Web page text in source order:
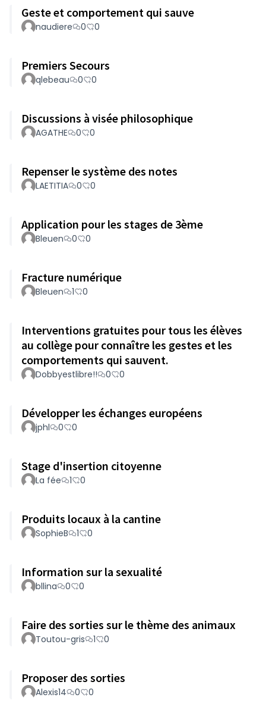
Geste et comportement qui sauve
naudiere 0 0
Premiers Secours
qlebeau 0 0
Discussions à visée philosophique
AGATHE 0 0
Repenser le système des notes
LAETITIA 0 0
Application pour les stages de 3ème
Bleuen 0 0
Fracture numérique
Bleuen 1 0
Interventions gratuites pour tous les élèves
au collège pour connaître les gestes et les
comportements qui sauvent.
Dobbyestlibre!! 0 0
Développer les échanges européens
jphl 0 0
Stage d'insertion citoyenne
La fée 1 0
Produits locaux à la cantine
SophieB 1 0
Information sur la sexualité
bllina 0 0
Faire des sorties sur le thème des animaux
Toutou-gris 1 0
Proposer des sorties
Alexis14 0 0